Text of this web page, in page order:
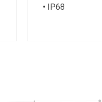
• IP68